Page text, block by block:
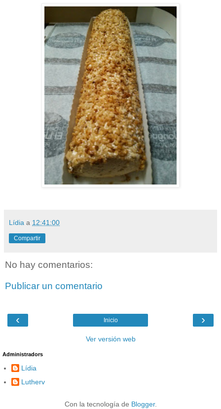
Lídia a 12:41:00
Compartir
No hay comentarios:
Publicar un comentario
‹ ›
Inicio
Ver versión web
Administradors
Lídia
Lutherv
Con la tecnología de Blogger.